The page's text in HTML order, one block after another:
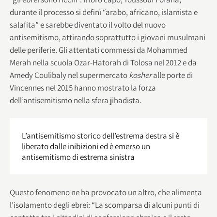
durante il processo si definì “arabo, africano, islamista e
salafita” e sarebbe diventato il volto del nuovo
antisemitismo, attirando soprattutto i giovani musulmani
delle periferie. Gli attentati commessi da Mohammed
Merah nella scuola Ozar-Hatorah di Tolosa nel 2012 e da
Amedy Coulibaly nel supermercatokosheralle porte di
Vincennes nel 2015 hanno mostrato la forza
dell’antisemitismo nella sfera jihadista.
L’antisemitismo storico dell’estrema destra si è
liberato dalle inibizioni ed è emerso un
antisemitismo di estrema sinistra
Questo fenomeno ne ha provocato un altro, che alimenta
l’isolamento degli ebrei: “La scomparsa di alcuni punti di